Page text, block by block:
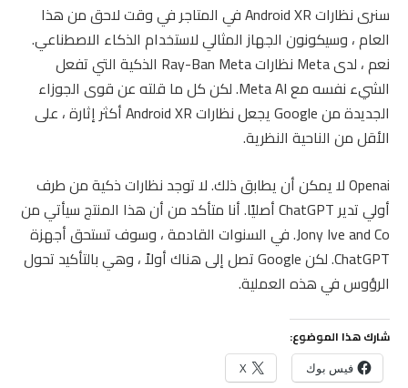
سنرى نظارات Android XR في المتاجر في وقت لاحق من هذا
العام ، وسيكونون الجهاز المثالي لاستخدام الذكاء الاصطناعي.
نعم ، لدى Meta نظارات Ray-Ban Meta الذكية التي تفعل
الشيء نفسه مع Meta AI. لكن كل ما قلته عن قوى الجوزاء
الجديدة من Google يجعل نظارات Android XR أكثر إثارة ، على
الأقل من الناحية النظرية.
Openai لا يمكن أن يطابق ذلك. لا توجد نظارات ذكية من طرف
أولي تدير ChatGPT أصليًا. أنا متأكد من أن هذا المنتج سيأتي من
Jony Ive and Co. في السنوات القادمة ، وسوف تستحق أجهزة
ChatGPT. لكن Google تصل إلى هناك أولاً ، وهي بالتأكيد تحول
الرؤوس في هذه العملية.
شارك هذا الموضوع:
فيس بوك X